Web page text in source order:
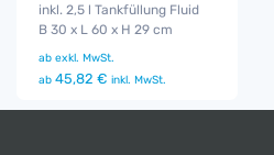
inkl. 2,5 l Tankfüllung Fluid
B 30 x L 60 x H 29 cm
ab exkl. MwSt.
ab 45,82 € inkl. MwSt.